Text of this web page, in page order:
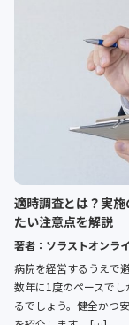
適時調査とは？実
たい注意点を解説
著者：ソラストオンラ
病院を経営するうえで
数年に1度のペースで
るでしょう。健全かつ